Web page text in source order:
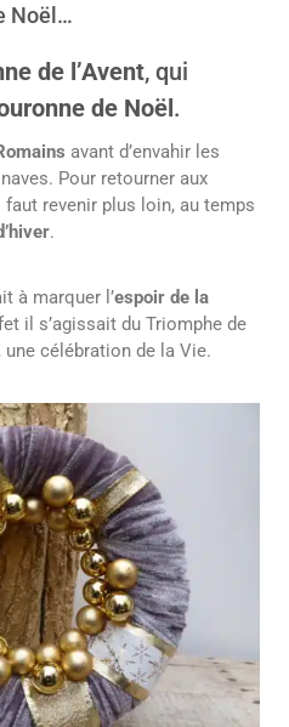
Noël…
de l’Avent, qui
de Noël.
avant d’envahir les
Pour retourner aux
revenir plus loin, au temps
.
à marquer l’espoir de la
il s’agissait du Triomphe de
une célébration de la Vie.